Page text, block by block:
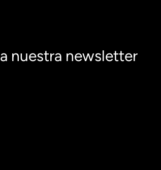
nuestra newsletter